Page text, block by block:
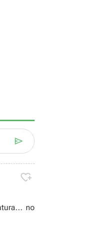


no